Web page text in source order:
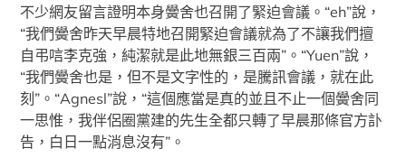
不少網友留言證明本身黌舍也召開了緊迫會議。“eh”說，
“我們黌舍昨天早晨特地召開緊迫會議就為了不讓我們擅
自弔唁李克強，純潔就是此地無銀三百兩”。“Yuen”說，
“我們黌舍也是，但不是文字性的，是騰訊會議，就在此
刻”。“Agnesl”說，“這個應當是真的並且不止一個黌舍同
一思惟，我伴侶圈黨建的先生全都只轉了早晨那條官方訃
告，白日一點消息沒有”。